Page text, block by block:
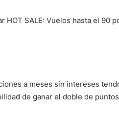
HOT SALE: Vuelos hasta el 90
a meses sin intereses
de ganar el doble de